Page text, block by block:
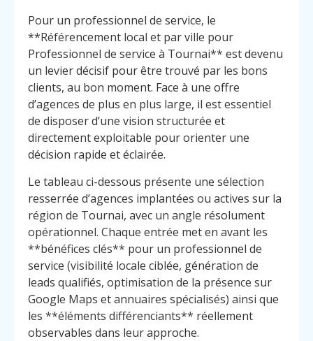
Pour un professionnel de service, le
**Référencement local et par ville pour
Professionnel de service à Tournai** est devenu
un levier décisif pour être trouvé par les bons
clients, au bon moment. Face à une offre
d’agences de plus en plus large, il est essentiel
de disposer d’une vision structurée et
directement exploitable pour orienter une
décision rapide et éclairée.
Le tableau ci-dessous présente une sélection
resserrée d’agences implantées ou actives sur la
région de Tournai, avec un angle résolument
opérationnel. Chaque entrée met en avant les
**bénéfices clés** pour un professionnel de
service (visibilité locale ciblée, génération de
leads qualifiés, optimisation de la présence sur
Google Maps et annuaires spécialisés) ainsi que
les **éléments différenciants** réellement
observables dans leur approche.